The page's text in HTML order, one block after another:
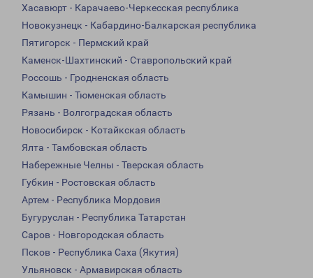
Хасавюрт - Карачаево-Черкесская республика
Новокузнецк - Кабардино-Балкарская республика
Пятигорск - Пермский край
Каменск-Шахтинский - Ставропольский край
Россошь - Гродненская область
Камышин - Тюменская область
Рязань - Волгоградская область
Новосибирск - Котайкская область
Ялта - Тамбовская область
Набережные Челны - Тверская область
Губкин - Ростовская область
Артем - Республика Мордовия
Бугуруслан - Республика Татарстан
Саров - Новгородская область
Псков - Республика Саха (Якутия)
Ульяновск - Армавирская область